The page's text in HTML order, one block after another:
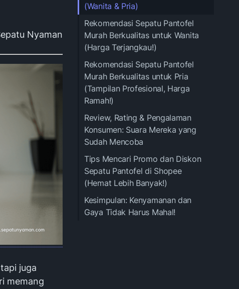
(Wanita & Pria)
Rekomendasi Sepatu Pantofel
Murah Berkualitas untuk Wanita
(Harga Terjangkau!)
Rekomendasi Sepatu Pantofel
Murah Berkualitas untuk Pria
(Tampilan Profesional, Harga
Ramah!)
Review, Rating & Pengalaman
Konsumen: Suara Mereka yang
Sudah Mencoba
Tips Mencari Promo dan Diskon
Sepatu Pantofel di Shopee
(Hemat Lebih Banyak!)
Kesimpulan: Kenyamanan dan
Gaya Tidak Harus Mahal!
Nyaman
juga
memang